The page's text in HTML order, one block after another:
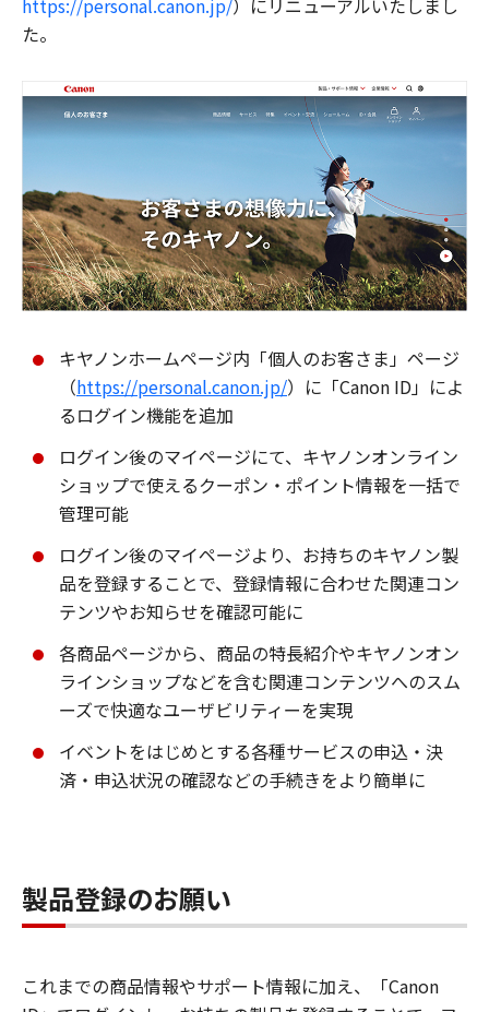
https://personal.canon.jp/）にリニューアルいたしまし
た。
キヤノンホームページ内「個人のお客さま」ページ
（https://personal.canon.jp/）に「Canon ID」によ
るログイン機能を追加
ログイン後のマイページにて、キヤノンオンライン
ショップで使えるクーポン・ポイント情報を一括で
管理可能
ログイン後のマイページより、お持ちのキヤノン製
品を登録することで、登録情報に合わせた関連コン
テンツやお知らせを確認可能に
各商品ページから、商品の特長紹介やキヤノンオン
ラインショップなどを含む関連コンテンツへのスム
ーズで快適なユーザビリティーを実現
イベントをはじめとする各種サービスの申込・決
済・申込状況の確認などの手続きをより簡単に
製品登録のお願い
これまでの商品情報やサポート情報に加え、「Canon